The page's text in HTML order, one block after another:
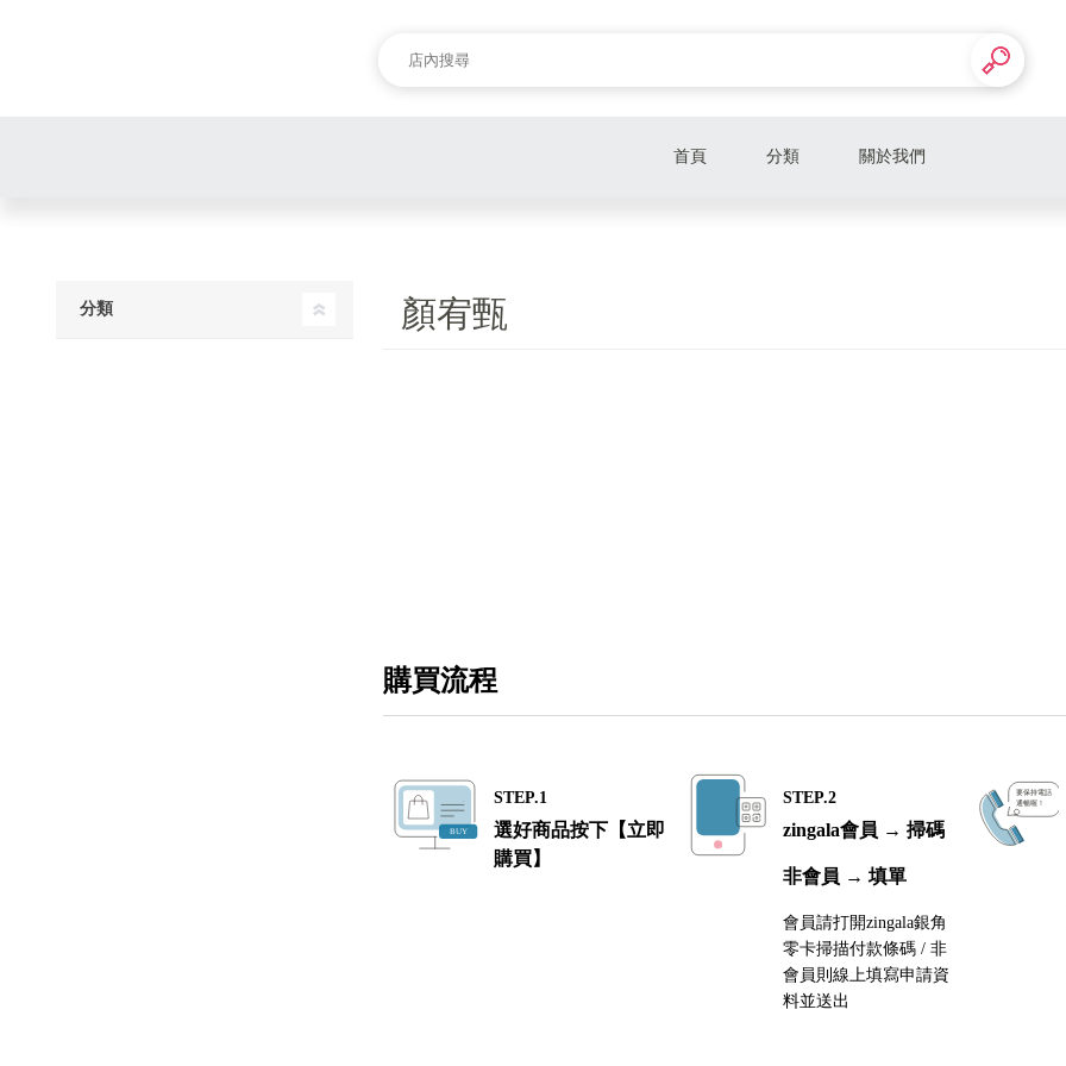
首頁 分類 關於我們
顏宥甄
購買流程
STEP.1
選好商品按下【立即
購買】
STEP.2
zingala會員 → 掃碼
非會員 → 填單
會員請打開zingala銀角
零卡掃描付款條碼 / 非
會員則線上填寫申請資
料並送出
分類